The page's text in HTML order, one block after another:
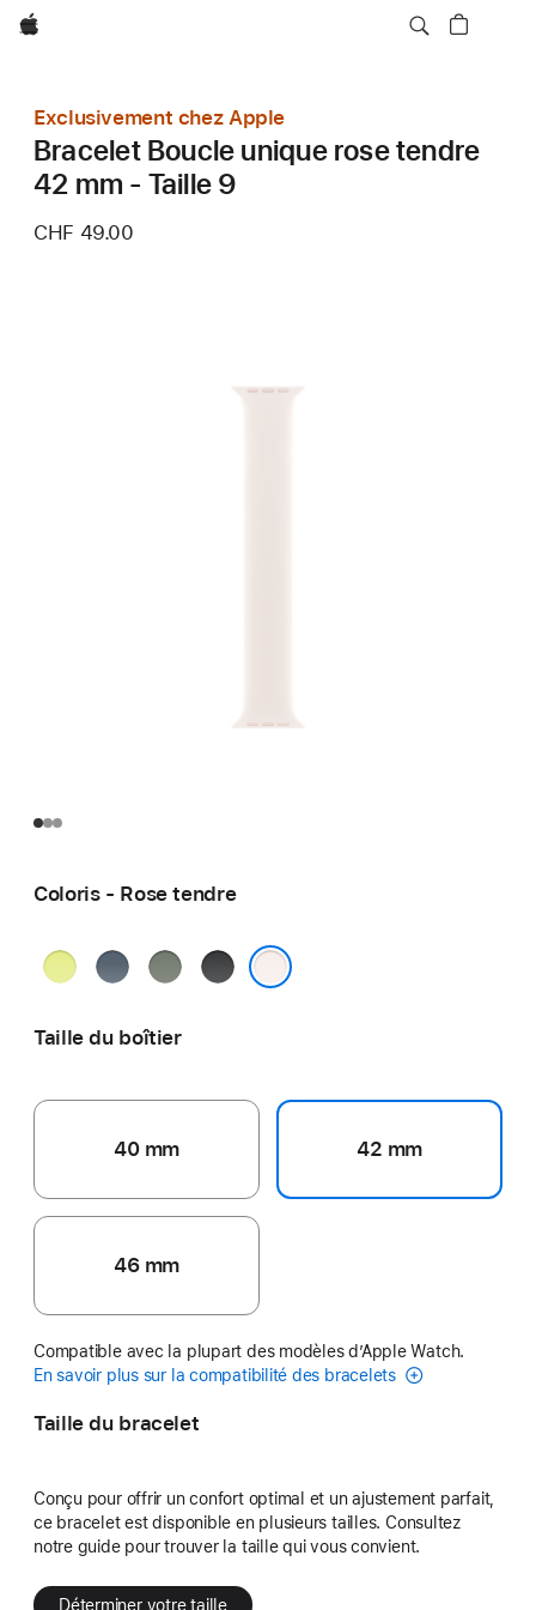
Apple
Exclusivement chez Apple
Bracelet Boucle unique rose tendre
42 mm - Taille 9
CHF 49.00
Coloris - Rose tendre
JauneBleu
Gris
Noir
Taille du boîtier
40 mm 42 mm
46 mm
Compatible avec la plupart des modèles d’Apple Watch.
En savoir plus sur la compatibilité des bracelets
Taille du bracelet
Conçu pour offrir un confort optimal et un ajustement parfait,
ce bracelet est disponible en plusieurs tailles. Consultez
notre guide pour trouver la taille qui vous convient.
Déterminer votre taille